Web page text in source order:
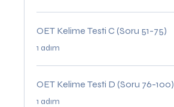
OET Kelime Testi C (Soru 51-75)
.1 adım
OET Kelime Testi D (Soru 76-100)
.1 adım